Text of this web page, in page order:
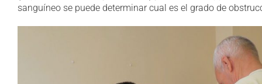
sanguíneo se puede determinar cual es el grado de